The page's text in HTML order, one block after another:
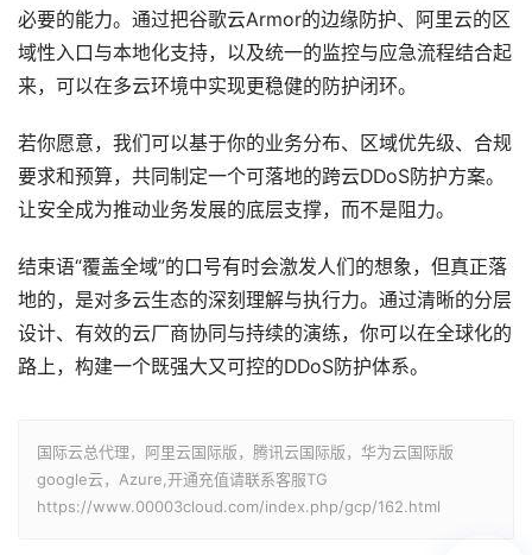
必要的能力。通过把谷歌云Armor的边缘防护、阿里云的区
域性入口与本地化支持，以及统一的监控与应急流程结合起
来，可以在多云环境中实现更稳健的防护闭环。
若你愿意，我们可以基于你的业务分布、区域优先级、合规
要求和预算，共同制定一个可落地的跨云DDoS防护方案。
让安全成为推动业务发展的底层支撑，而不是阻力。
结束语“覆盖全域”的口号有时会激发人们的想象，但真正落
地的，是对多云生态的深刻理解与执行力。通过清晰的分层
设计、有效的云厂商协同与持续的演练，你可以在全球化的
路上，构建一个既强大又可控的DDoS防护体系。
国际云总代理，阿里云国际版，腾讯云国际版，华为云国际版
google云，Azure,开通充值请联系客服TG
https://www.00003cloud.com/index.php/gcp/162.html